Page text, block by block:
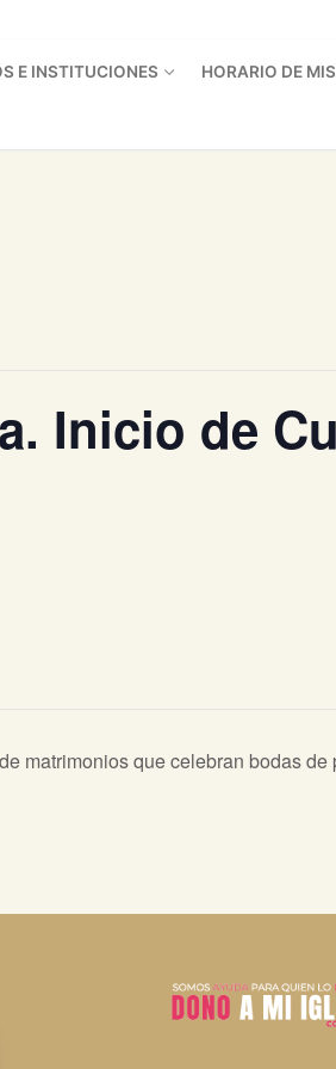
E INSTITUCIONES HORARIO DE
Inicio de
matrimonios que celebran bodas de